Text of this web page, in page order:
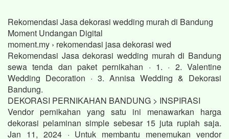
Rekomendasi Jasa dekorasi wedding murah di Bandung
Moment Undangan Digital
moment.my › rekomendasi jasa dekorasi wed
Rekomendasi Jasa dekorasi wedding murah di Bandung
sewa tenda dan paket pernikahan · 1. · 2. Valentine
Wedding Decoration · 3. Annisa Wedding & Dekorasi
Bandung.
DEKORASI PERNIKAHAN BANDUNG > INSPIRASI
Vendor pernikahan yang satu ini menawarkan harga
dekorasi pelaminan simple sebesar 15 juta rupiah saja.
Jan 11, 2024 · Untuk membantu menemukan vendor